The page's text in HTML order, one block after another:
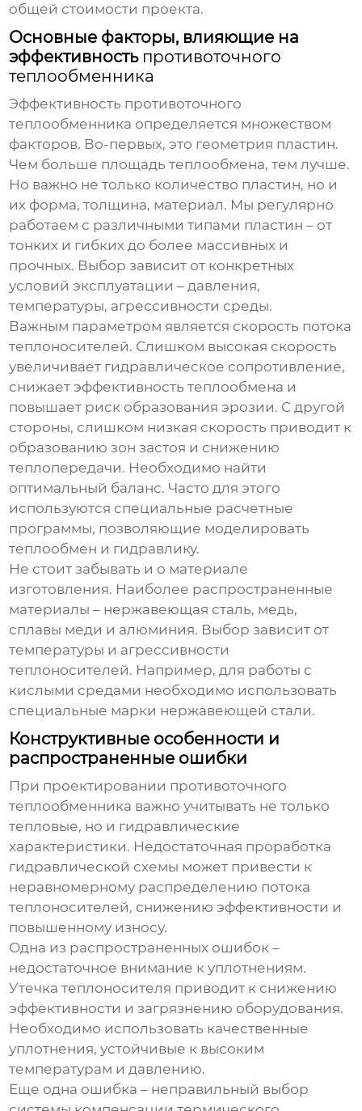
общей стоимости проекта.
Основные факторы, влияющие на
эффективность противоточного
теплообменника
Эффективность противоточного
теплообменника определяется множеством
факторов. Во-первых, это геометрия пластин.
Чем больше площадь теплообмена, тем лучше.
Но важно не только количество пластин, но и
их форма, толщина, материал. Мы регулярно
работаем с различными типами пластин – от
тонких и гибких до более массивных и
прочных. Выбор зависит от конкретных
условий эксплуатации – давления,
температуры, агрессивности среды.
Важным параметром является скорость потока
теплоносителей. Слишком высокая скорость
увеличивает гидравлическое сопротивление,
снижает эффективность теплообмена и
повышает риск образования эрозии. С другой
стороны, слишком низкая скорость приводит к
образованию зон застоя и снижению
теплопередачи. Необходимо найти
оптимальный баланс. Часто для этого
используются специальные расчетные
программы, позволяющие моделировать
теплообмен и гидравлику.
Не стоит забывать и о материале
изготовления. Наиболее распространенные
материалы – нержавеющая сталь, медь,
сплавы меди и алюминия. Выбор зависит от
температуры и агрессивности
теплоносителей. Например, для работы с
кислыми средами необходимо использовать
специальные марки нержавеющей стали.
Конструктивные особенности и
распространенные ошибки
При проектировании противоточного
теплообменника важно учитывать не только
тепловые, но и гидравлические
характеристики. Недостаточная проработка
гидравлической схемы может привести к
неравномерному распределению потока
теплоносителей, снижению эффективности и
повышенному износу.
Одна из распространенных ошибок –
недостаточное внимание к уплотнениям.
Утечка теплоносителя приводит к снижению
эффективности и загрязнению оборудования.
Необходимо использовать качественные
уплотнения, устойчивые к высоким
температурам и давлению.
Еще одна ошибка – неправильный выбор